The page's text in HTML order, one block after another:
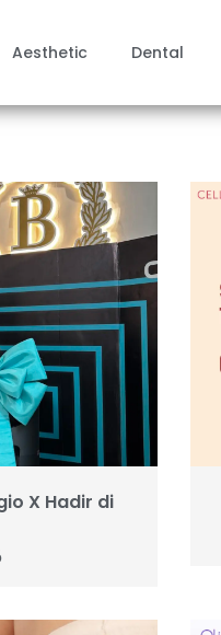
Aesthetic Dental
X Hadir di